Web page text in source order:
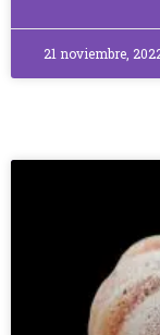
21 noviembre,